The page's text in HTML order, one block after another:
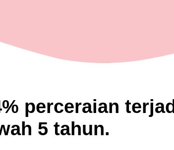
perceraian
5 tahun.